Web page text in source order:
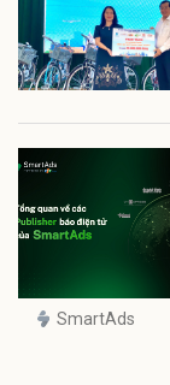
SmartAds